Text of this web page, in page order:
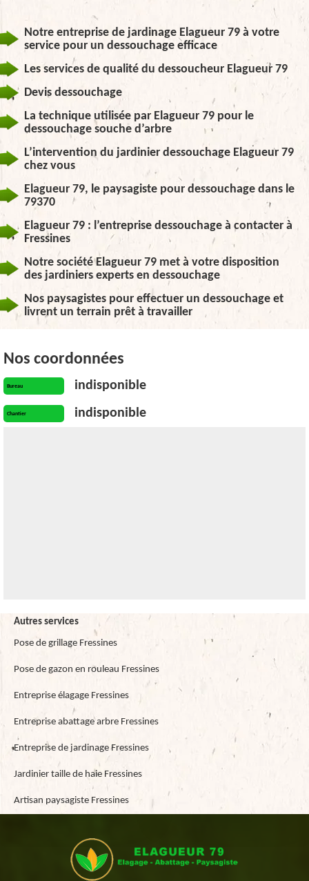
Notre entreprise de jardinage Elagueur 79 à votre
service pour un dessouchage efficace
Les services de qualité du dessoucheur Elagueur 79
Devis dessouchage
La technique utilisée par Elagueur 79 pour le
dessouchage souche d’arbre
L’intervention du jardinier dessouchage Elagueur 79
chez vous
Elagueur 79, le paysagiste pour dessouchage dans le
79370
Elagueur 79 : l’entreprise dessouchage à contacter à
Fressines
Notre société Elagueur 79 met à votre disposition
des jardiniers experts en dessouchage
Nos paysagistes pour effectuer un dessouchage et
livrent un terrain prêt à travailler
Nos coordonnées
Bureau indisponible
Chantier indisponible
Autres services
Pose de grillage Fressines
Pose de gazon en rouleau Fressines
Entreprise élagage Fressines
Entreprise abattage arbre Fressines
Entreprise de jardinage Fressines
Jardinier taille de haie Fressines
Artisan paysagiste Fressines